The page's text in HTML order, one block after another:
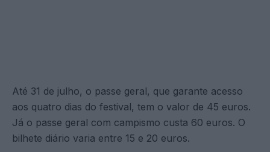
Até 31 de julho, o passe geral, que garante acesso
aos quatro dias do festival, tem o valor de 45 euros.
Já o passe geral com campismo custa 60 euros. O
bilhete diário varia entre 15 e 20 euros.